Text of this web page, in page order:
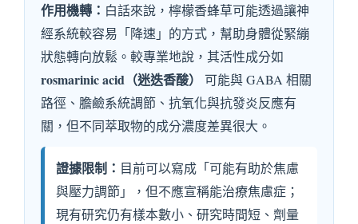
作用機轉： 白話來說，檸檬香蜂草可能透過讓神
經系統較容易「降速」的方式，幫助身體從緊繃
狀態轉向放鬆。較專業地說，其活性成分如
rosmarinic acid（迷迭香酸）
可能與 GABA 相關
路徑、膽鹼系統調節、抗氧化與抗發炎反應有
關，但不同萃取物的成分濃度差異很大。
證據限制： 目前可以寫成「可能有助於焦慮
與壓力調節」，但不應宣稱能治療焦慮症；
現有研究仍有樣本數小、研究時間短、劑量